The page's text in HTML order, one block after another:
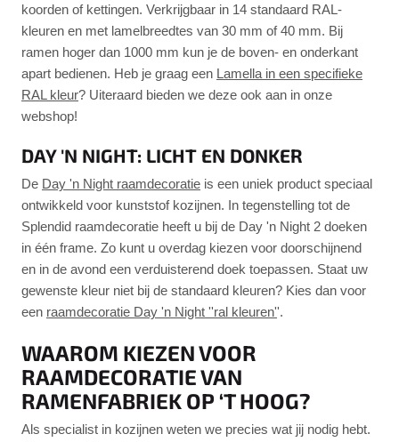
koorden of kettingen. Verkrijgbaar in 14 standaard RAL-
kleuren en met lamelbreedtes van 30 mm of 40 mm. Bij
ramen hoger dan 1000 mm kun je de boven- en onderkant
apart bedienen. Heb je graag een Lamella in een specifieke
RAL kleur? Uiteraard bieden we deze ook aan in onze
webshop!
DAY 'N NIGHT: LICHT EN DONKER
De Day 'n Night raamdecoratie is een uniek product speciaal
ontwikkeld voor kunststof kozijnen. In tegenstelling tot de
Splendid raamdecoratie heeft u bij de Day 'n Night 2 doeken
in één frame. Zo kunt u overdag kiezen voor doorschijnend
en in de avond een verduisterend doek toepassen. Staat uw
gewenste kleur niet bij de standaard kleuren? Kies dan voor
een raamdecoratie Day 'n Night ''ral kleuren''.
WAAROM KIEZEN VOOR
RAAMDECORATIE VAN
RAMENFABRIEK OP ‘T HOOG?
Als specialist in kozijnen weten we precies wat jij nodig hebt.